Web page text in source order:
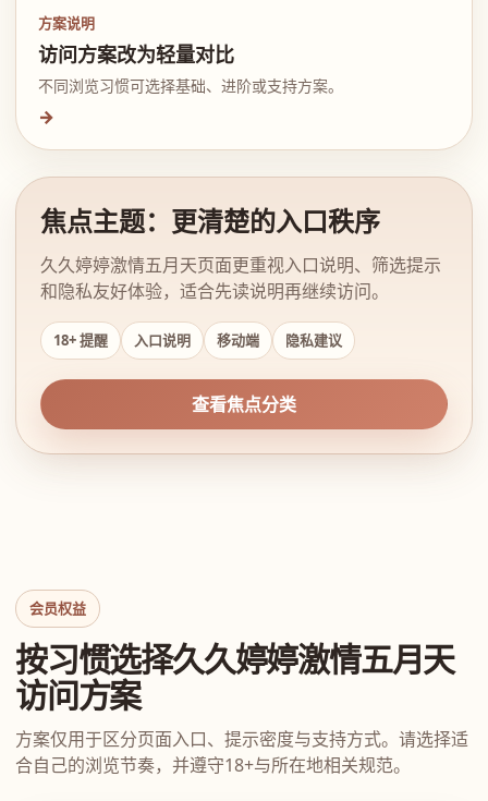
方案说明
访问方案改为轻量对比
不同浏览习惯可选择基础、进阶或支持方案。
→
焦点主题：更清楚的入口秩序
久久婷婷激情五月天页面更重视入口说明、筛选提示
和隐私友好体验，适合先读说明再继续访问。
18+ 提醒 入口说明 移动端 隐私建议
查看焦点分类
会员权益
按习惯选择久久婷婷激情五月天
访问方案
方案仅用于区分页面入口、提示密度与支持方式。请选择适
合自己的浏览节奏，并遵守18+与所在地相关规范。